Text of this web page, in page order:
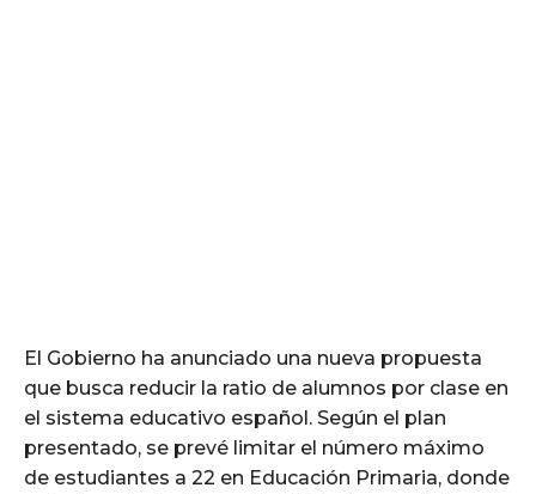
El Gobierno ha anunciado una nueva propuesta
que busca reducir la ratio de alumnos por clase en
el sistema educativo español. Según el plan
presentado, se prevé limitar el número máximo
de estudiantes a 22 en Educación Primaria, donde